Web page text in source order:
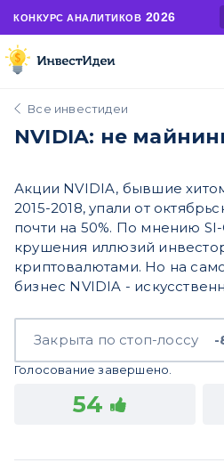
КОНКУРС АНАЛИТИКОВ 2026
Все инвестидеи
NVIDIA: не
Акции NVIDIA, бывшие
2015-2018, упали от
почти на 50%. По мнению
крушения иллюзий
криптовалютами. Но на
бизнес NVIDIA -
Закрыта по стоп-лоссу -
Голосование завершено.
54